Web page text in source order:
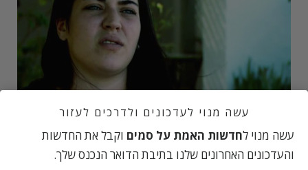
האמת על הרואין
עשה מנוי לעדכונים ולדרכים לעזור
עשה מנוי לחדשות האמת על סמים וקבל את החדשות
והעדכונים האחרונים שלנו בתיבת הדואר הנכנס שלך.